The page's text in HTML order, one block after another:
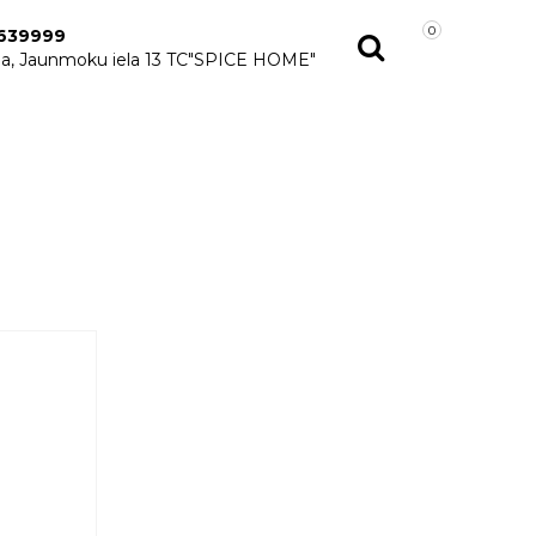
0
Jaunmoku iela 13 TC"SPICE HOME"